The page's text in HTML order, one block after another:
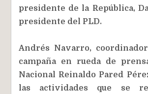
presidente de la República,
presidente del PLD.
Andrés Navarro,
campaña en rueda de
Nacional Reinaldo Pared
las actividades que se